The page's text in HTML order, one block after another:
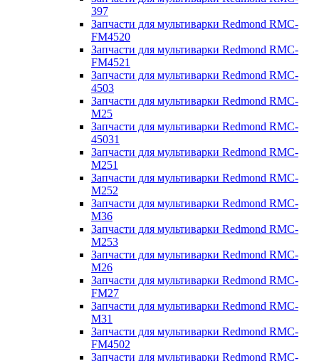
397
Запчасти для мультиварки Redmond RMC-
FM4520
Запчасти для мультиварки Redmond RMC-
FM4521
Запчасти для мультиварки Redmond RMC-
4503
Запчасти для мультиварки Redmond RMC-
M25
Запчасти для мультиварки Redmond RMC-
45031
Запчасти для мультиварки Redmond RMC-
M251
Запчасти для мультиварки Redmond RMC-
M252
Запчасти для мультиварки Redmond RMC-
M36
Запчасти для мультиварки Redmond RMC-
M253
Запчасти для мультиварки Redmond RMC-
M26
Запчасти для мультиварки Redmond RMC-
FM27
Запчасти для мультиварки Redmond RMC-
M31
Запчасти для мультиварки Redmond RMC-
FM4502
Запчасти для мультиварки Redmond RMC-